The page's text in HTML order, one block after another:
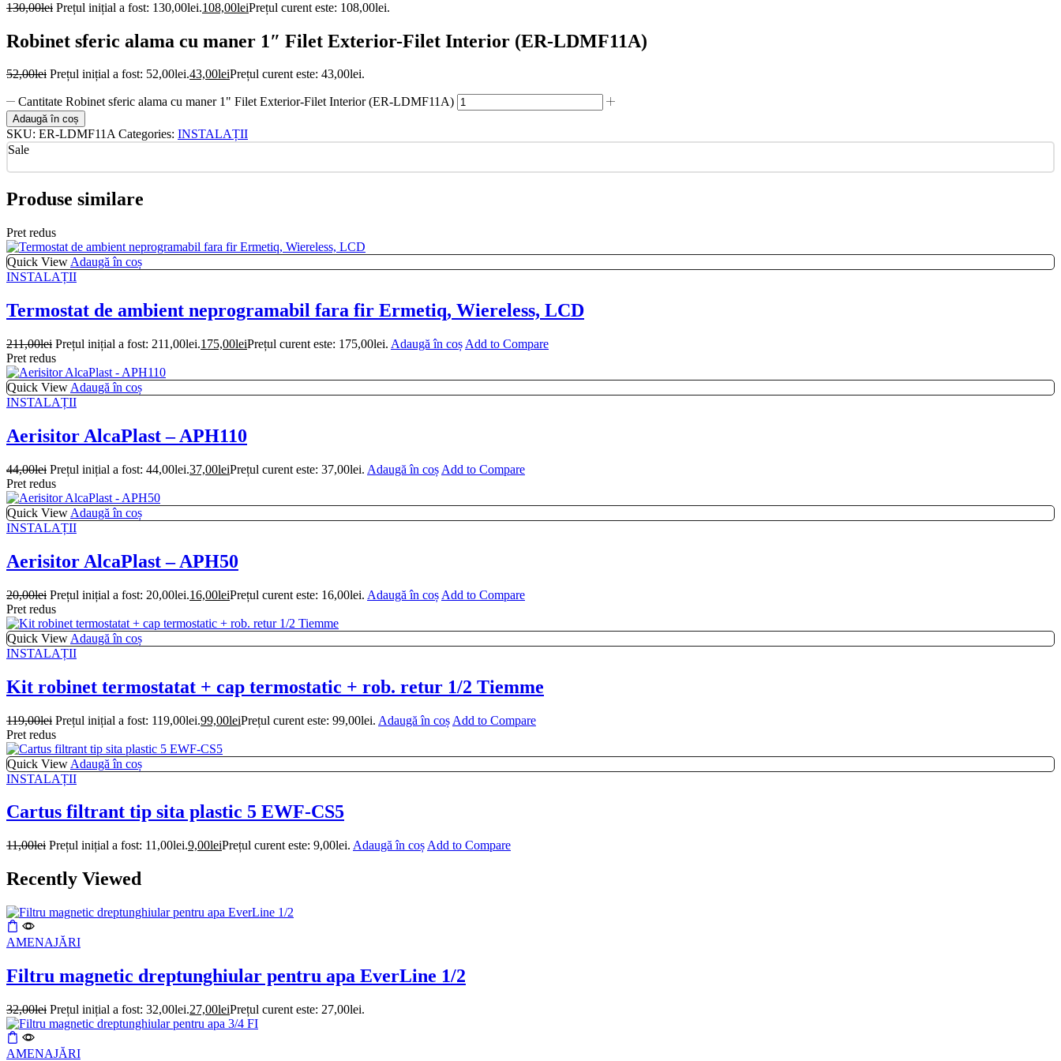
130,00lei Prețul inițial a fost: 130,00lei.108,00leiPrețul curent este: 108,00lei.
Robinet sferic alama cu maner 1″ Filet Exterior-Filet Interior (ER-LDMF11A)
52,00lei Prețul inițial a fost: 52,00lei.43,00leiPrețul curent este: 43,00lei.
Cantitate Robinet sferic alama cu maner 1" Filet Exterior-Filet Interior (ER-LDMF11A)
Adaugă în coș
SKU: ER-LDMF11ACategories: INSTALAȚII
Sale
Produse similare
Pret redus
Quick View Adaugă în coș
INSTALAȚII
Termostat de ambient neprogramabil fara fir Ermetiq, Wiereless, LCD
211,00lei Prețul inițial a fost: 211,00lei.175,00leiPrețul curent este: 175,00lei. Adaugă în coș Add to Compare
Pret redus
Quick View Adaugă în coș
INSTALAȚII
Aerisitor AlcaPlast – APH110
44,00lei Prețul inițial a fost: 44,00lei.37,00leiPrețul curent este: 37,00lei. Adaugă în coș Add to Compare
Pret redus
Quick View Adaugă în coș
INSTALAȚII
Aerisitor AlcaPlast – APH50
20,00lei Prețul inițial a fost: 20,00lei.16,00leiPrețul curent este: 16,00lei. Adaugă în coș Add to Compare
Pret redus
Quick View Adaugă în coș
INSTALAȚII
Kit robinet termostatat + cap termostatic + rob. retur 1/2 Tiemme
119,00lei Prețul inițial a fost: 119,00lei.99,00leiPrețul curent este: 99,00lei. Adaugă în coș Add to Compare
Pret redus
Quick View Adaugă în coș
INSTALAȚII
Cartus filtrant tip sita plastic 5 EWF-CS5
11,00lei Prețul inițial a fost: 11,00lei.9,00leiPrețul curent este: 9,00lei. Adaugă în coș Add to Compare
Recently Viewed
AMENAJĂRI
Filtru magnetic dreptunghiular pentru apa EverLine 1/2
32,00lei Prețul inițial a fost: 32,00lei.27,00leiPrețul curent este: 27,00lei.
AMENAJĂRI